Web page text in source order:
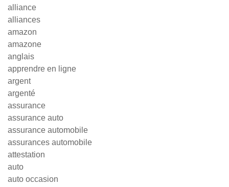
alliance
alliances
amazon
amazone
anglais
apprendre en ligne
argent
argenté
assurance
assurance auto
assurance automobile
assurances automobile
attestation
auto
auto occasion